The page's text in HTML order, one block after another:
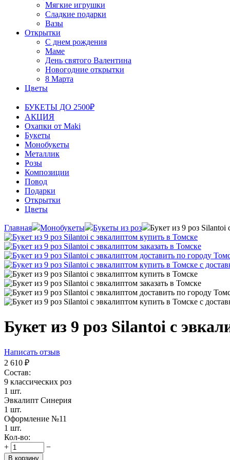
Мягкие игрушки
Сладкие подарки
Вазы
Открытки
С днем рождения
Маме
День святого Валентина
Новогодние открытки
8 Марта
Цветы
БУКЕТЫ ДО 2500₽
АКЦИЯ
Охапки от Maki
Букеты
Монобукеты
Металлик
Розы
Композиции
Повод
Подарки
Открытки
Цветы
Главная Монобукеты Букеты из роз Букет из 9 роз Silantoi
Букет из 9 роз Silantoi с
Написать отзыв
2 610 ₽
Состав:
9 классических роз
1 шт.
Эвкалипт Синерия
1 шт.
Оформление №11
1 шт.
Кол-во:
+
−
В корзину